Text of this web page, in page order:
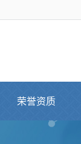
荣誉资质